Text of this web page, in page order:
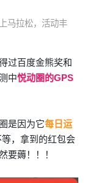
马拉松，活动丰
过百度金熊奖和
中悦动圈的GPS
是因为它每日运
等，拿到的红包会
要薅！！！